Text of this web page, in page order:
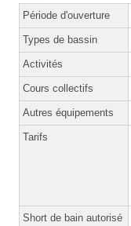
Période d'ouverture
Types de bassin
Activités
Cours collectifs
Autres équipements
Tarifs
Short de bain autorisé